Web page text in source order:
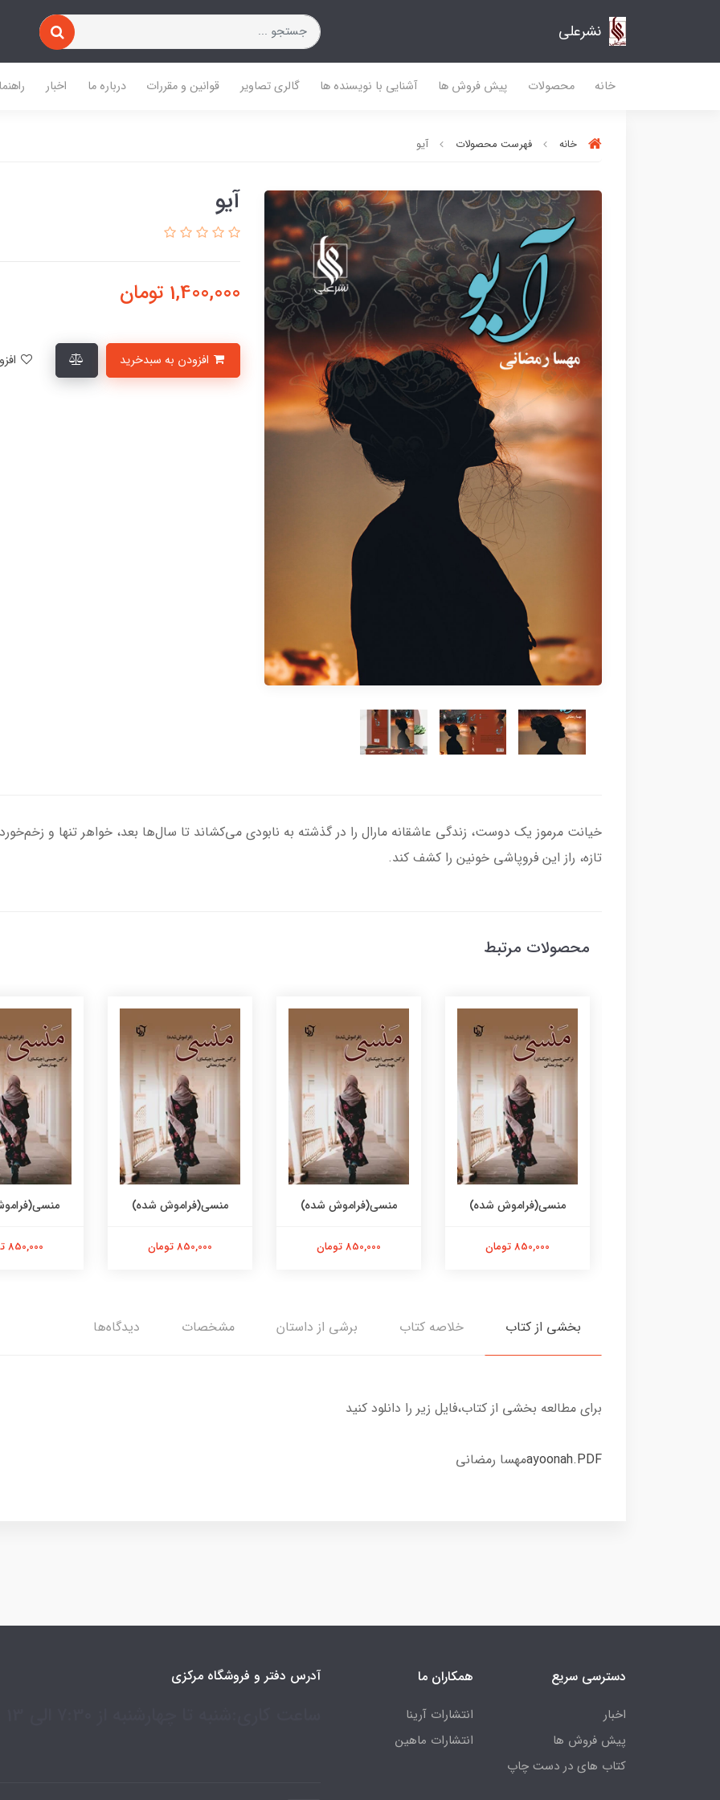
نشرعلی
خانه محصولات پیش فروش ها آشنایی با نویسنده ها گالری تصاویر قوانین و مقررات درباره ما اخبار راهنما
خانه فهرست محصولات آیو
آیو
1,400,000 تومان
خیانت مرموز یک دوست، زندگی عاشقانه مارال را در گذشته به نابودی می‌کشاند تا سال‌ها بعد، خواهر تنها و
تازه، راز این فروپاشی خونین را کشف کند.
محصولات مرتبط
منسی(فراموش شده)
850,000 تومان
منسی(فراموش شده)
850,000 تومان
منسی(فراموش شده)
850,000 تومان 850,000 تومان
بخشی از کتاب خلاصه کتاب برشی از داستان مشخصات دیدگاه‌ها
برای مطالعه بخشی از کتاب،فایل زیر را دانلود کنید
ayoonah.PDFمهسا رمضانی
دسترسی سریع
اخبار
پیش فروش ها
کتاب های در دست چاپ
همکاران ما
انتشارات آرینا
انتشارات ماهین
آدرس دفتر و فروشگاه مرکزی